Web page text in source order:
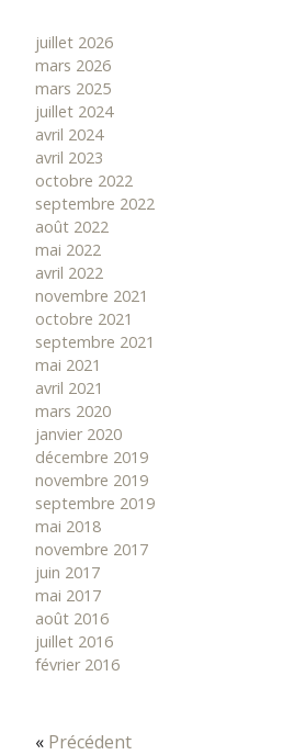
juillet 2026
mars 2026
mars 2025
juillet 2024
avril 2024
avril 2023
octobre 2022
septembre 2022
août 2022
mai 2022
avril 2022
novembre 2021
octobre 2021
septembre 2021
mai 2021
avril 2021
mars 2020
janvier 2020
décembre 2019
novembre 2019
septembre 2019
mai 2018
novembre 2017
juin 2017
mai 2017
août 2016
juillet 2016
février 2016
« Précédent